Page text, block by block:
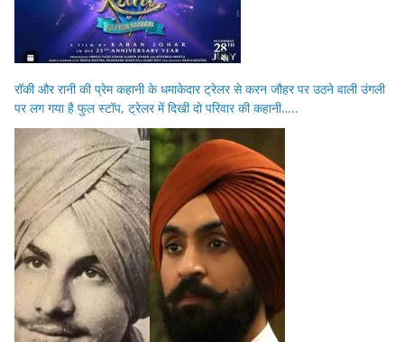
रॉकी और रानी की प्रेम कहानी के धमाकेदार ट्रेलर से करन जौहर पर उठने वाली उंगली
पर लग गया है फुल स्टॉप, ट्रेलर में दिखी दो परिवार की कहानी…..